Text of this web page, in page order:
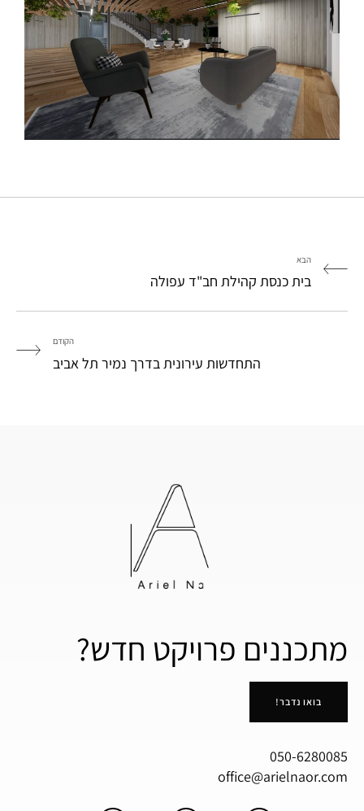
הבא
בית כנסת קהילת חב"ד עפולה
הקודם
התחדשות עירונית בדרך נמיר תל אביב
מתכננים פרויקט חדש?
בואו נדבר!
050-6280085
office@arielnaor.com